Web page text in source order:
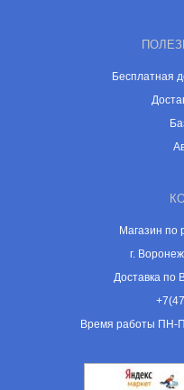
Бесплатная
Магазин по
г.
Доставка по
Время работы ПН-